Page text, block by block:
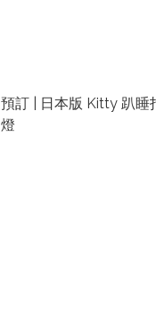
預訂 | 日本版 Kitty 趴睡
燈